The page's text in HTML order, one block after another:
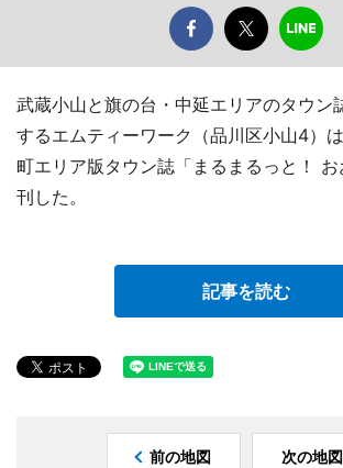
武蔵小山と旗の台・中延エリアのタウン
するエムティーワーク（品川区小山4）
町エリア版タウン誌「まるまるっと！
刊した。
記事を読む
前の地図 次の地図